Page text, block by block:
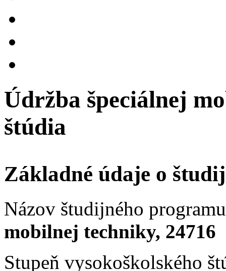
Údržba špeciálnej
štúdia
Základné údaje o
Názov študijného
mobilnej techniky, 24716
Stupeň vysokoškolského